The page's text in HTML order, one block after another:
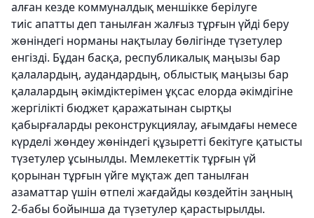
алған кезде коммуналдық меншікке берілуге
тиіс апатты деп танылған жалғыз тұрғын үйді беру
жөніндегі норманы нақтылау бөлігінде түзетулер
енгізді. Бұдан басқа, республикалық маңызы бар
қалалардың, аудандардың, облыстық маңызы бар
қалалардың әкімдіктерімен ұқсас елорда әкімдігіне
жергілікті бюджет қаражатынан сыртқы
қабырғаларды реконструкциялау, ағымдағы немесе
күрделі жөндеу жөніндегі құзыретті бекітуге қатысты
түзетулер ұсынылды. Мемлекеттік тұрғын үй
қорынан тұрғын үйге мұқтаж деп танылған
азаматтар үшін өтпелі жағдайды көздейтін заңның
2-бабы бойынша да түзетулер қарастырылды.